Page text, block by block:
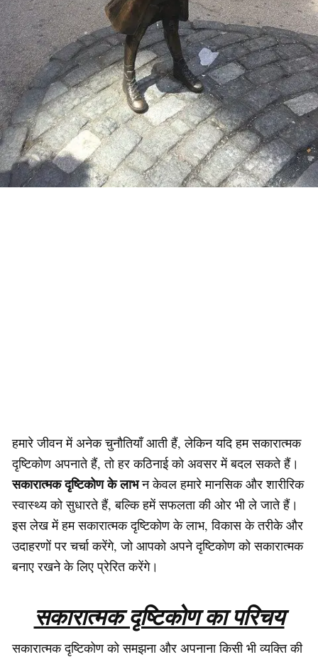
हमारे जीवन में अनेक चुनौतियाँ आती हैं, लेकिन यदि हम सकारात्मक
दृष्टिकोण अपनाते हैं, तो हर कठिनाई को अवसर में बदल सकते हैं।
सकारात्मक दृष्टिकोण के लाभन केवल हमारे मानसिक और शारीरिक
स्वास्थ्य को सुधारते हैं, बल्कि हमें सफलता की ओर भी ले जाते हैं।
इस लेख में हम सकारात्मक दृष्टिकोण के लाभ, विकास के तरीके और
उदाहरणों पर चर्चा करेंगे, जो आपको अपने दृष्टिकोण को सकारात्मक
बनाए रखने के लिए प्रेरित करेंगे।
सकारात्मक दृष्टिकोण का परिचय
सकारात्मक दृष्टिकोण को समझना और अपनाना किसी भी व्यक्ति की